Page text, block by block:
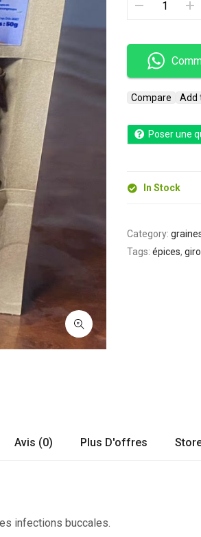
Compare Add
Poser une
In Stock
Category:
Tags: épices,
Avis (0) Plus D'offres
infections buccales.